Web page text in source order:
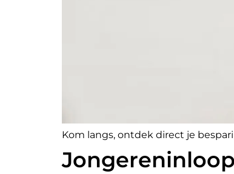
Kom langs, ontdek direct je
Jongereninloop